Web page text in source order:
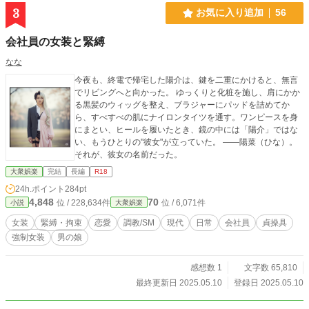
3 お気に入り追加 56
会社員の女装と緊縛
なな
今夜も、終電で帰宅した陽介は、鍵を二重にかけると、無言
でリビングへと向かった。 ゆっくりと化粧を施し、肩にかか
る黒髪のウィッグを整え、ブラジャーにパッドを詰めてか
ら、すべすべの肌にナイロンタイツを通す。ワンピースを身
にまとい、ヒールを履いたとき、鏡の中には「陽介」ではな
い、もうひとりの"彼女"が立っていた。 ——陽菜（ひな）。
それが、彼女の名前だった。
大衆娯楽 完結 長編 R18
24h.ポイント 284pt
小説 4,848 位 / 228,634件 大衆娯楽 70 位 / 6,071件
女装 緊縛・拘束 恋愛 調教/SM 現代 日常 会社員
貞操具
強制女装
男の娘
感想数 1
文字数 65,810
最終更新日 2025.05.10
登録日 2025.05.10